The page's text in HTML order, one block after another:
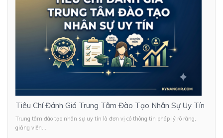
Tiêu Chí Đánh Giá Trung Tâm Đào Tạo Nhân Sự Uy Tín
Trung tâm đào tạo nhân sự uy tín là đơn vị có thông tin pháp lý rõ ràng,
giảng viên...